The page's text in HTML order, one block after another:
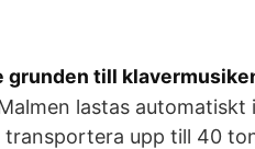
grunden till
lastas
transportera upp till 40